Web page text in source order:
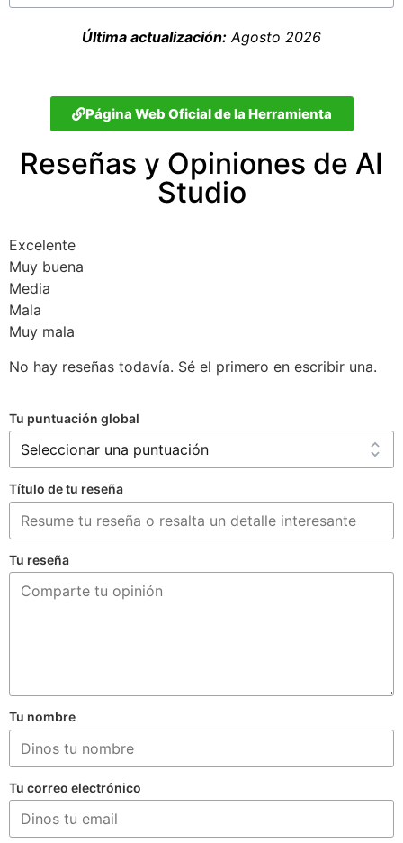
Última actualización: Agosto 2026
Página Web Oficial de la Herramienta
Reseñas y Opiniones de AI
Studio
Excelente
Muy buena
Media
Mala
Muy mala
No hay reseñas todavía. Sé el primero en escribir una.
Tu puntuación global
Título de tu reseña
Tu reseña
Tu nombre
Tu correo electrónico